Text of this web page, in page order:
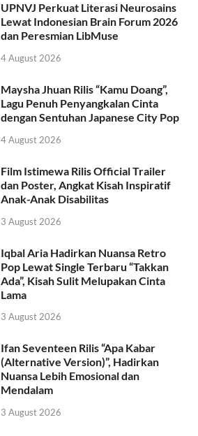
UPNVJ Perkuat Literasi Neurosains
Lewat Indonesian Brain Forum 2026
dan Peresmian LibMuse
4 August 2026
Maysha Jhuan Rilis “Kamu Doang”,
Lagu Penuh Penyangkalan Cinta
dengan Sentuhan Japanese City Pop
4 August 2026
Film Istimewa Rilis Official Trailer
dan Poster, Angkat Kisah Inspiratif
Anak-Anak Disabilitas
3 August 2026
Iqbal Aria Hadirkan Nuansa Retro
Pop Lewat Single Terbaru “Takkan
Ada”, Kisah Sulit Melupakan Cinta
Lama
3 August 2026
Ifan Seventeen Rilis “Apa Kabar
(Alternative Version)”, Hadirkan
Nuansa Lebih Emosional dan
Mendalam
3 August 2026